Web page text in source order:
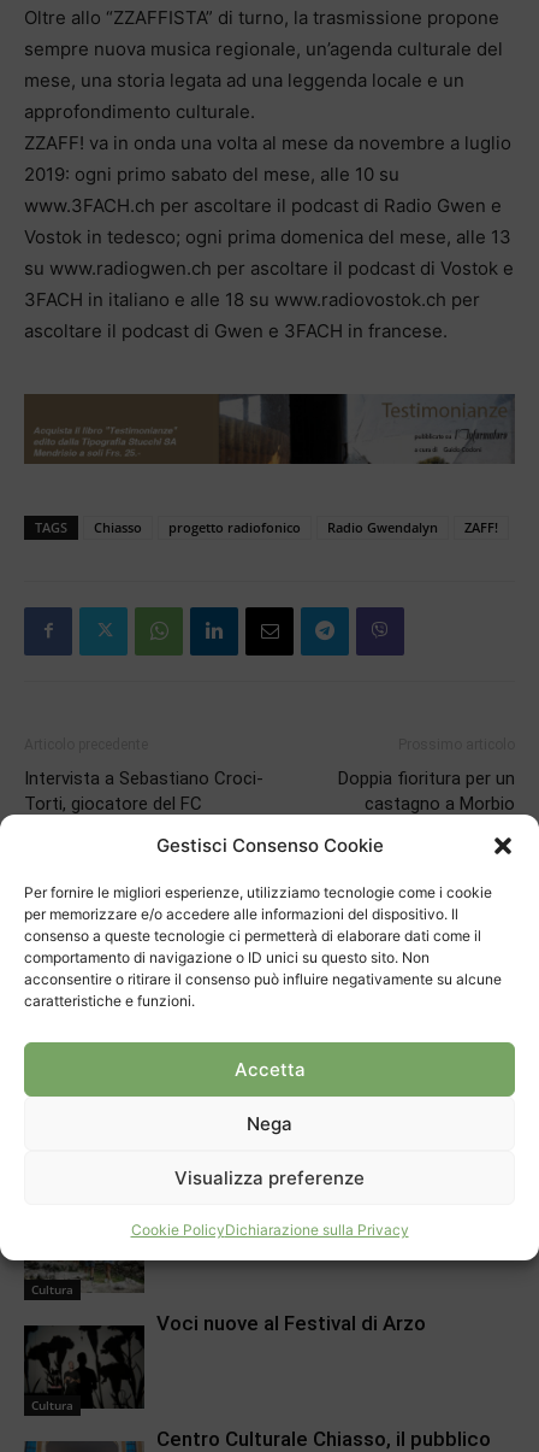
Gestisci Consenso Cookie
Per fornire le migliori esperienze, utilizziamo tecnologie come i cookie
per memorizzare e/o accedere alle informazioni del dispositivo. Il
consenso a queste tecnologie ci permetterà di elaborare dati come il
comportamento di navigazione o ID unici su questo sito. Non
acconsentire o ritirare il consenso può influire negativamente su alcune
caratteristiche e funzioni.
Accetta
Nega
Visualizza preferenze
Cookie PolicyDichiarazione sulla Privacy
Oltre allo “ZZAFFISTA” di turno, la trasmissione propone
sempre nuova musica regionale, un’agenda culturale del
mese, una storia legata ad una leggenda locale e un
approfondimento culturale.
ZZAFF! va in onda una volta al mese da novembre a luglio
2019: ogni primo sabato del mese, alle 10 su
www.3FACH.ch per ascoltare il podcast di Radio Gwen e
Vostok in tedesco; ogni prima domenica del mese, alle 13
su www.radiogwen.ch per ascoltare il podcast di Vostok e
3FACH in italiano e alle 18 su www.radiovostok.ch per
ascoltare il podcast di Gwen e 3FACH in francese.
TAGS Chiasso progetto radiofonico Radio Gwendalyn ZAFF!
Intervista a Sebastiano Croci-
Torti, giocatore del FC
Doppia fioritura per un
castagno a Morbio
ARTICOLI CORRELATI DI PIÙ DELLO STESSO AUTORE
30 anni per il Mulino di Bruzella
Aprire spiragli ai più piccoli
Cultura
Tremona
Cultura
Voci nuove al Festival di Arzo
Centro Culturale Chiasso, il pubblico